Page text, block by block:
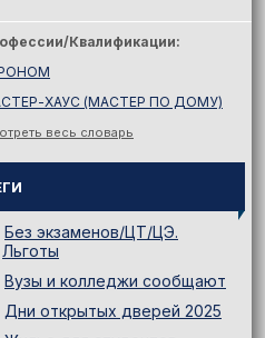
Квалификации:
ХАУС (МАСТЕР ПО ДОМУ)
весь словарь
Без экзаменов/ЦТ/ЦЭ.
Льготы
Вузы и колледжи сообщают
Дни открытых дверей 2025